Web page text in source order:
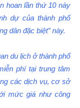
hoan lần thứ 10 này
dự của thành phố
dân đặc biệt” này.
du lịch ở thành phố
phí tại trung tâm
các dịch vụ, cơ sở
mức giá như công